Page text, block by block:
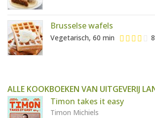
Brusselse wafels
Vegetarisch, 60 min
ALLE KOOKBOEKEN VAN UITGEVERIJ
Timon takes it easy
Timon Michiels